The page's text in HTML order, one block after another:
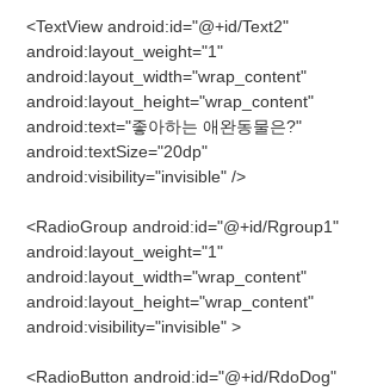
<TextView android:id="@+id/Text2"
android:layout_weight="1"
android:layout_width="wrap_content"
android:layout_height="wrap_content"
android:text="좋아하는 애완동물은?"
android:textSize="20dp"
android:visibility="invisible" />
<RadioGroup android:id="@+id/Rgroup1"
android:layout_weight="1"
android:layout_width="wrap_content"
android:layout_height="wrap_content"
android:visibility="invisible" >
<RadioButton android:id="@+id/RdoDog"